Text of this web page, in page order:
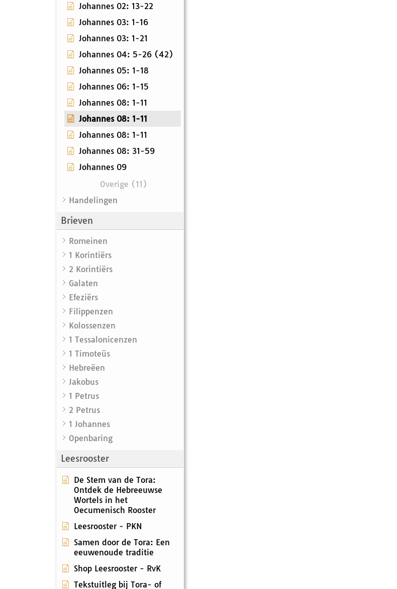
Johannes 02: 13-22
Johannes 03: 1-16
Johannes 03: 1-21
Johannes 04: 5-26 (42)
Johannes 05: 1-18
Johannes 06: 1-15
Johannes 08: 1-11
Johannes 08: 1-11
Johannes 08: 1-11
Johannes 08: 31-59
Johannes 09
Overige (11)
Handelingen
Brieven
Romeinen
1 Korintiërs
2 Korintiërs
Galaten
Efeziërs
Filippenzen
Kolossenzen
1 Tessalonicenzen
1 Timoteüs
Hebreëen
Jakobus
1 Petrus
2 Petrus
1 Johannes
Openbaring
Leesrooster
De Stem van de Tora:
Ontdek de Hebreeuwse
Wortels in het
Oecumenisch Rooster
Leesrooster - PKN
Samen door de Tora: Een
eeuwenoude traditie
Shop Leesrooster - RvK
Tekstuitleg bij Tora- of